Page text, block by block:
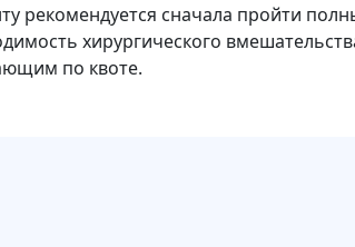
рекомендуется сначала пройти
хирургического
по квоте.